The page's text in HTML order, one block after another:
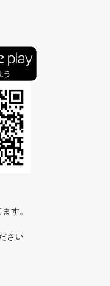
す。
さい